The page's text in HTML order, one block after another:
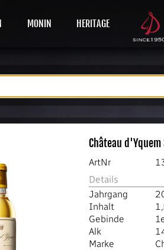
MONIN HERITAGE
Château
ArtNr
Details
Jahrgang
Inhalt
Gebinde
Alk
Marke